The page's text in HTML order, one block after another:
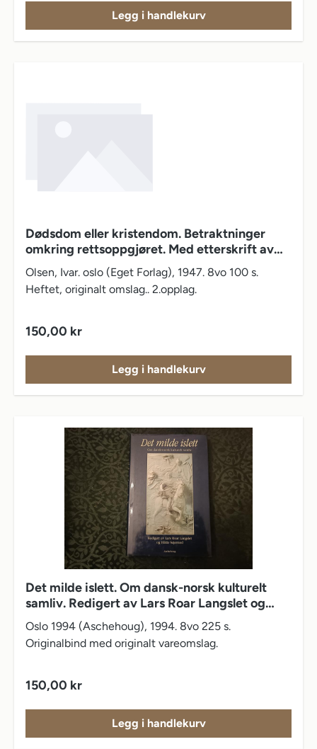
Legg i handlekurv
Dødsdom eller kristendom. Betraktninger
omkring rettsoppgjøret. Med etterskrift av
sokneprest Eystein Poulsen
Olsen, Ivar. oslo (Eget Forlag), 1947. 8vo 100 s.
Heftet, originalt omslag.. 2.opplag.
Vanlig pris:
150,00 kr
Legg i handlekurv
Det milde islett. Om dansk-norsk kulturelt
samliv. Redigert av Lars Roar Langslet og
Hilde Sejersted
Oslo 1994 (Aschehoug), 1994. 8vo 225 s.
Originalbind med originalt vareomslag.
Vanlig pris:
150,00 kr
Legg i handlekurv